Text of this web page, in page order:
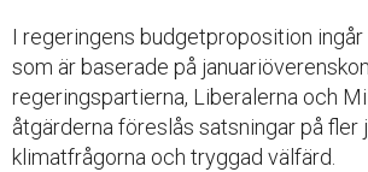
I regeringens budgetproposition
som är baserade på
regeringspartierna, Liberalerna och
åtgärderna föreslås satsningar på fler
klimatfrågorna och tryggad välfärd.